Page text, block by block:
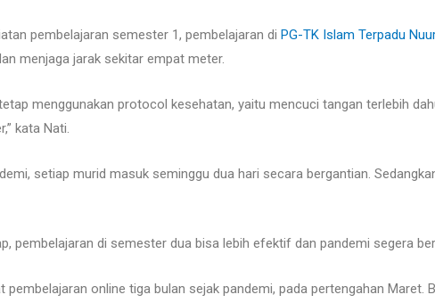
pembelajaran semester 1, pembelajaran di PG-TK Islam Terpadu
menjaga jarak sekitar empat meter.
menggunakan protocol kesehatan, yaitu mencuci tangan terlebih
kata Nati.
setiap murid masuk seminggu dua hari secara bergantian.
pembelajaran di semester dua bisa lebih efektif dan pandemi segera
pembelajaran online tiga bulan sejak pandemi, pada pertengahan Maret.